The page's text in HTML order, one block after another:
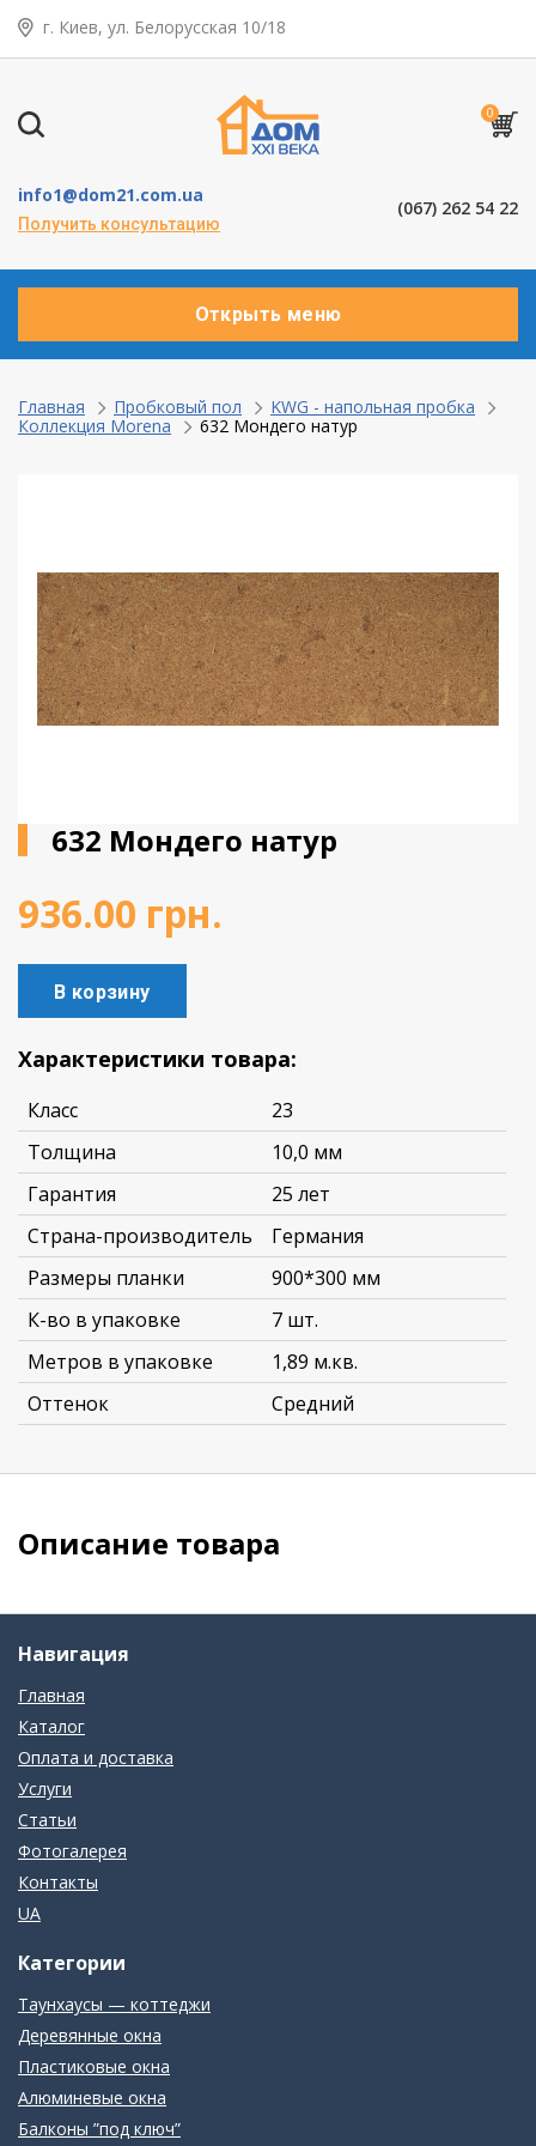
г. Киев, ул. Белорусская 10/18
(067) 262 54 22
info1@dom21.com.ua
Получить консультацию
0
Открыть меню
Главная Пробковый пол
KWG - напольная пробка
Коллекция Morena
632 Мондего натур
632 Мондего натур
936.00 грн.
В корзину
Характеристики товара:
Класс
23
Толщина
10,0 мм
Гарантия
25 лет
Страна-производитель
Германия
Размеры планки
900*300 мм
К-во в упаковке
7 шт.
Метров в упаковке
1,89 м.кв.
Оттенок
Средний
Описание товара
Навигация
Главная
Каталог
Оплата и доставка
Услуги
Статьи
Фотогалерея
Контакты
UA
Категории
Таунхаусы — коттеджи
Деревянные окна
Пластиковые окна
Алюминевые окна
Балконы ”под ключ”
← Назад
Пластиковые окна
Алюминевые окна
Двери межкомнатные
Виниловое покрытие
Пробковый пол
Подоконники